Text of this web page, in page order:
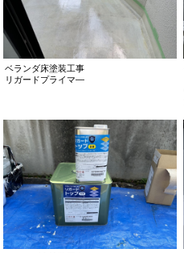
ベランダ床塗装工事
リガードプライマ―